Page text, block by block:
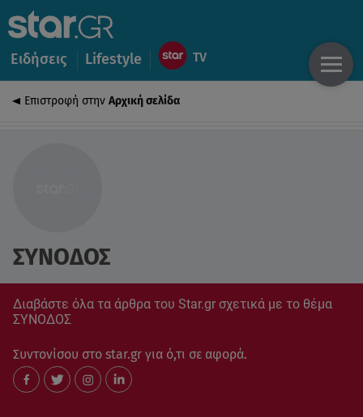
Ειδήσεις Lifestyle
Επιστροφή στην Αρχική σελίδα
ΣΥΝΟΔΟΣ
Διαβάστε όλα τα άρθρα του Star.gr σχετικά με το θέμα
ΣΥΝΟΔΟΣ
Συντονίσου στο star.gr για ό,τι σε αφορά.